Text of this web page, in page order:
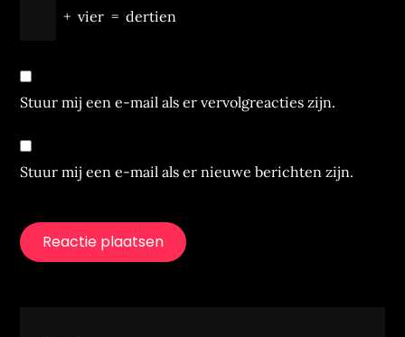
+ vier = dertien
Stuur mij een e-mail als er vervolgreacties zijn.
Stuur mij een e-mail als er nieuwe berichten zijn.